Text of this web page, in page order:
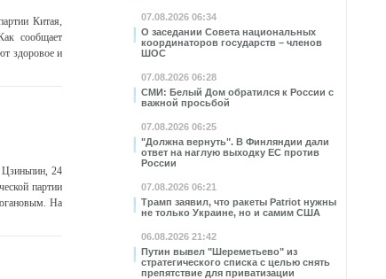
07.08.2026 06:34
О заседании Совета национальных
координаторов государств – членов
ШОС
07.08.2026 06:28
СМИ: Белый Дом обратился к России с
важной просьбой
07.08.2026 06:25
"Должна вернуть". В Финляндии дали
ответ на наглую выходку ЕС против
России
07.08.2026 06:21
Трамп заявил, что ракеты Patriot нужны
не только Украине, но и самим США
06.08.2026 21:42
Путин вывел "Шереметьево" из
стратегического списка с целью снять
препятствие для приватизации
Китая,
сообщает
здоровое и
24
партии
На